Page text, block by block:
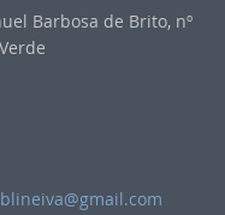
Barbosa de Brito, nº